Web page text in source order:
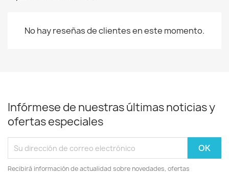
No hay reseñas de clientes en este momento.
Infórmese de nuestras últimas noticias y
ofertas especiales
Recibirá información de actualidad sobre novedades, ofertas